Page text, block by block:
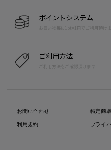
ポイントシステム
お買い物毎に1pt=1円でご利用頂けま
ご利用方法
ご利用方法をご確認頂けます
お問い合わせ
利用規約
特定商
プライ